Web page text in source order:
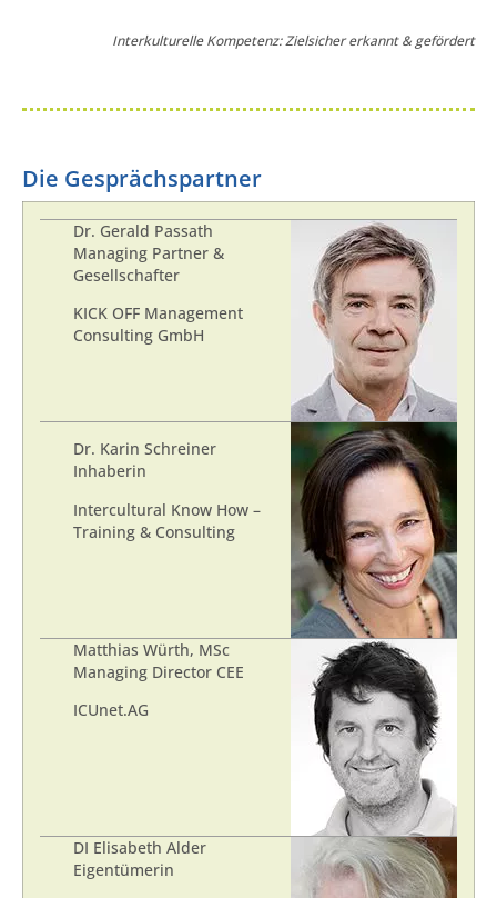
Interkulturelle Kompetenz: Zielsicher erkannt & gefördert
Die Gesprächspartner
Dr. Gerald Passath
Managing Partner &
Gesellschafter
KICK OFF Management
Consulting GmbH
Dr. Karin Schreiner
Inhaberin
Intercultural Know How –
Training & Consulting
Matthias Würth, MSc
Managing Director CEE
ICUnet.AG
DI Elisabeth Alder
Eigentümerin